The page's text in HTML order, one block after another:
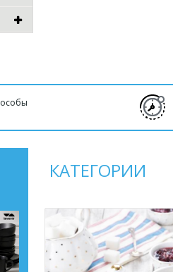
КАТЕГОРИИ